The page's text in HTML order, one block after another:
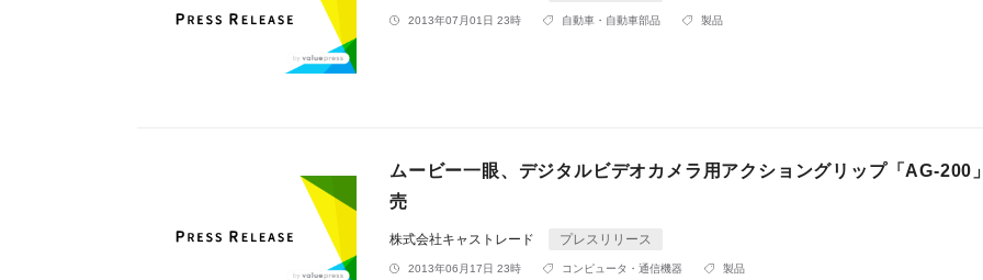
2013年07月01日 23時 自動車・自動車部品 製品
ムービー一眼、デジタルビデオカメラ用アクショングリップ「AG-200
売
株式会社キャストレード プレスリリース
2013年06月17日 23時 コンピュータ・通信機器 製品